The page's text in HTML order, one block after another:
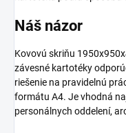
Náš názor
Kovovú skriňu
závesné kartotéky
riešenie na pravidelnú
formátu A4. Je vhodná
personálnych oddelení,